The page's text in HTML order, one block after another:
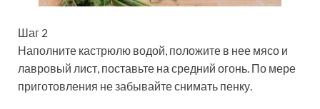
Шаг 2
Наполните кастрюлю водой, положите в нее мясо и
лавровый лист, поставьте на средний огонь. По мере
приготовления не забывайте снимать пенку.